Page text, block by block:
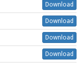
Download
Download
Download
Download